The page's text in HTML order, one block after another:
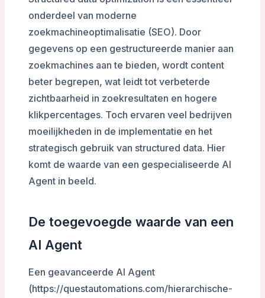
onderdeel van moderne
zoekmachineoptimalisatie (SEO). Door
gegevens op een gestructureerde manier aan
zoekmachines aan te bieden, wordt content
beter begrepen, wat leidt tot verbeterde
zichtbaarheid in zoekresultaten en hogere
klikpercentages. Toch ervaren veel bedrijven
moeilijkheden in de implementatie en het
strategisch gebruik van structured data. Hier
komt de waarde van een gespecialiseerde AI
Agent in beeld.
De toegevoegde waarde van een
AI Agent
Een geavanceerde AI Agent
(https://questautomations.com/hierarchische-